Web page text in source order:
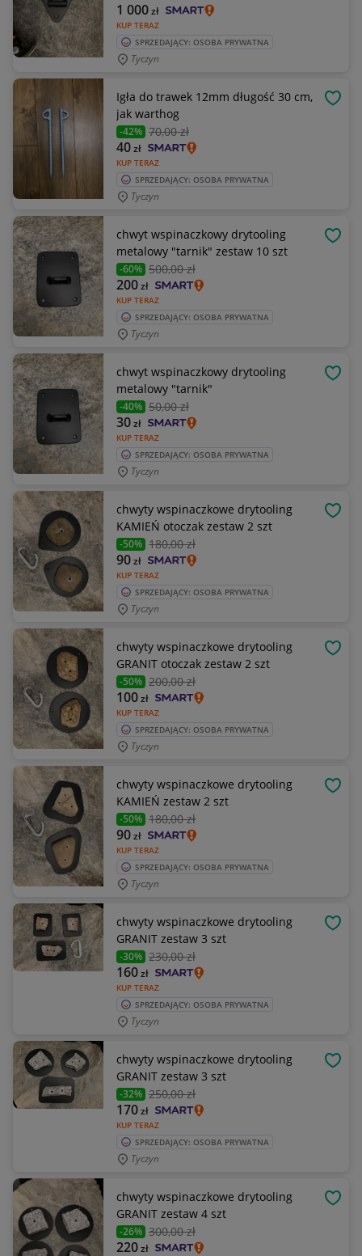
KUP TERAZ
1 000zł
SPRZEDAJĄCY: OSOBA PRYWATNA
Tyczyn
Igła do trawek 12mm długość 30 cm,
jak warthog
-42% 70,00 zł
KUP TERAZ
40zł
SPRZEDAJĄCY: OSOBA PRYWATNA
Tyczyn
chwyt wspinaczkowy drytooling
metalowy "tarnik" zestaw 10 szt
-60% 500,00 zł
KUP TERAZ
200zł
SPRZEDAJĄCY: OSOBA PRYWATNA
Tyczyn
chwyt wspinaczkowy drytooling
metalowy "tarnik"
-40% 50,00 zł
KUP TERAZ
30zł
SPRZEDAJĄCY: OSOBA PRYWATNA
Tyczyn
chwyty wspinaczkowe drytooling
KAMIEŃ otoczak zestaw 2 szt
-50% 180,00 zł
KUP TERAZ
90zł
SPRZEDAJĄCY: OSOBA PRYWATNA
Tyczyn
chwyty wspinaczkowe drytooling
GRANIT otoczak zestaw 2 szt
-50% 200,00 zł
KUP TERAZ
100zł
SPRZEDAJĄCY: OSOBA PRYWATNA
Tyczyn
chwyty wspinaczkowe drytooling
KAMIEŃ zestaw 2 szt
-50% 180,00 zł
KUP TERAZ
90zł
SPRZEDAJĄCY: OSOBA PRYWATNA
Tyczyn
chwyty wspinaczkowe drytooling
GRANIT zestaw 3 szt
-30% 230,00 zł
KUP TERAZ
160zł
SPRZEDAJĄCY: OSOBA PRYWATNA
Tyczyn
chwyty wspinaczkowe drytooling
GRANIT zestaw 3 szt
-32% 250,00 zł
KUP TERAZ
170zł
SPRZEDAJĄCY: OSOBA PRYWATNA
Tyczyn
chwyty wspinaczkowe drytooling
GRANIT zestaw 4 szt
-26% 300,00 zł
220zł